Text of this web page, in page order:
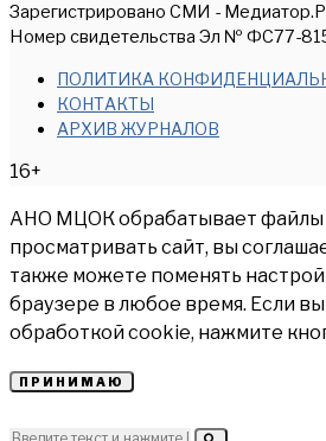
Зарегистрировано СМИ -
Номер свидетельства Эл № ФС77-
ПОЛИТИКА
КОНТАКТЫ
АРХИВ ЖУРНАЛОВ
16+
АНО МЦОК обрабатывает файлы
просматривать сайт, вы
также можете поменять
браузере в любое время. Если вы
обработкой cookie, нажмите
ПРИНИМАЮ